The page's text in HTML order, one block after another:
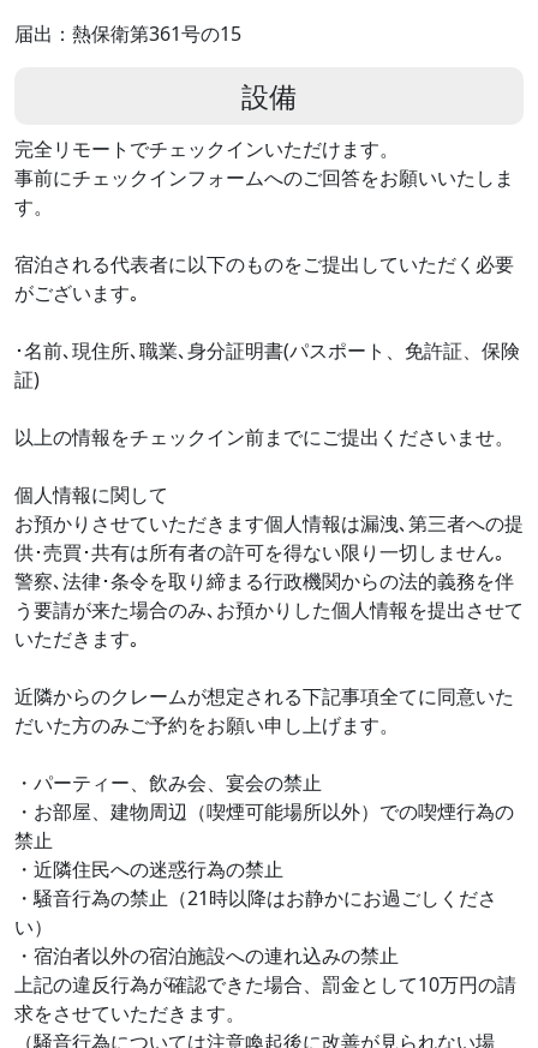
届出：熱保衛第361号の15
設備
完全リモートでチェックインいただけます。
事前にチェックインフォームへのご回答をお願いいたしま
す。
宿泊される代表者に以下のものをご提出していただく必要
がございます｡
･名前､現住所､職業､身分証明書(パスポート、免許証、保険
証)
以上の情報をチェックイン前までにご提出くださいませ。
個人情報に関して
お預かりさせていただきます個人情報は漏洩､第三者への提
供･売買･共有は所有者の許可を得ない限り一切しません｡
警察､法律･条令を取り締まる行政機関からの法的義務を伴
う要請が来た場合のみ､お預かりした個人情報を提出させて
いただきます｡
近隣からのクレームが想定される下記事項全てに同意いた
だいた方のみご予約をお願い申し上げます。
・パーティー、飲み会、宴会の禁止
・お部屋、建物周辺（喫煙可能場所以外）での喫煙行為の
禁止
・近隣住民への迷惑行為の禁止
・騒音行為の禁止（21時以降はお静かにお過ごしくださ
い）
・宿泊者以外の宿泊施設への連れ込みの禁止
上記の違反行為が確認できた場合、罰金として10万円の請
求をさせていただきます。
（騒音行為については注意喚起後に改善が見られない場